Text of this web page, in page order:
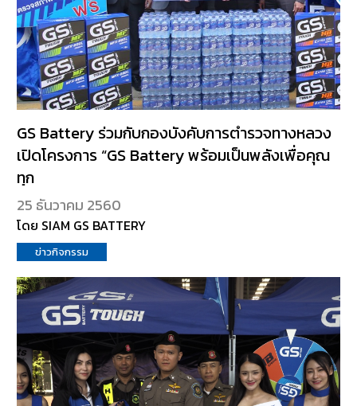
GS Battery ร่วมกับกองบังคับการตำรวจทางหลวง
เปิดโครงการ “GS Battery พร้อมเป็นพลังเพื่อคุณ
ทุก
25 ธันวาคม 2560
โดย SIAM GS BATTERY
ข่าวกิจกรรม